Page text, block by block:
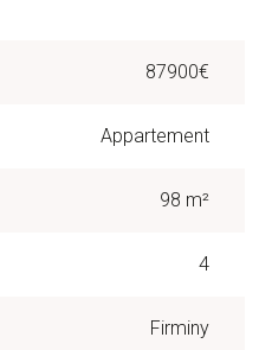
87900€
Appartement
98 m²
4
Firminy